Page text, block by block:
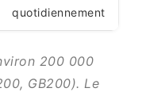
quotidiennement
200 000
GB200). Le